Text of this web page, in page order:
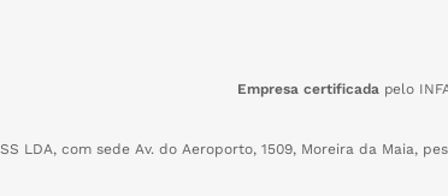
Empresa certificadapelo
LDA, com sede Av. do Aeroporto, 1509, Moreira da Maia,